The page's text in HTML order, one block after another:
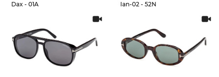
Dax - 01A
Ian-02 - 52N